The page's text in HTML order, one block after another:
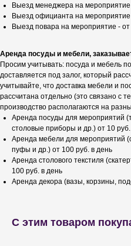
Выезд менеджера на мероприятие
Выезд официанта на мероприятие
Выезд повара на мероприятие - от
Аренда посуды и мебели,
Просим учитывать: посуда и мебель
доставляется под залог, который
учитывайте, что доставка мебели и
рассчитана отдельно (это связано с
производство располагаются на
Аренда посуды для мероприятий
столовые приборы и др.) от 10
Аренда мебели для мероприятий
пуфы и др.) от 100 руб. в день
Аренда столового текстиля
100 руб. в день
Аренда декора (вазы, корзины,
С этим товаром